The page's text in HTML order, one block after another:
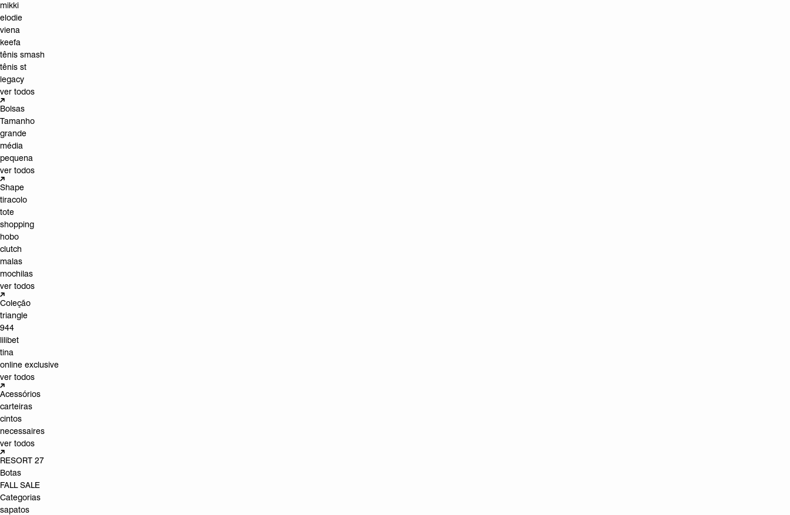
mikki
elodie
viena
keefa
tênis smash
tênis st
legacy
ver todos
Bolsas
Tamanho
grande
média
pequena
ver todos
Shape
tiracolo
tote
shopping
hobo
clutch
malas
mochilas
ver todos
Coleção
triangle
944
lilibet
tina
online exclusive
ver todos
Acessórios
carteiras
cintos
necessaires
ver todos
RESORT 27
Botas
FALL SALE
Categorias
sapatos